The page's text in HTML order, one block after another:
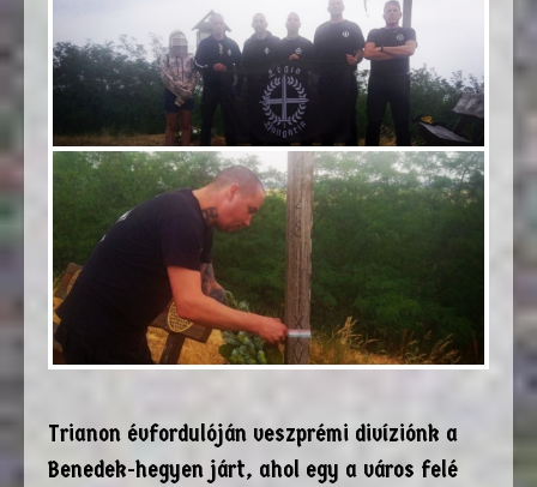
Trianon évfordulóján veszprémi divíziónk a
Benedek-hegyen járt, ahol egy a város felé